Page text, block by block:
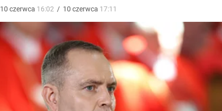
10 czerwca 16:02 / 10 czerwca 17:11